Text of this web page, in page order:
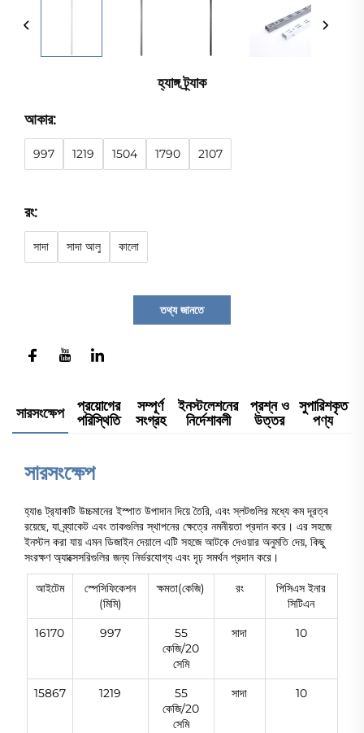
হ্যাঙ্গ ট্র্যাক
আকার:
997 1219 1504 1790 2107
রং:
সাদা সাদা আলু কালো
তথ্য জানতে
সারসংক্ষেপ
প্রয়োগের
পরিস্থিতি
সম্পূর্ণ
সংগ্রহ
ইনস্টলেশনের
নির্দেশাবলী
প্রশ্ন ও
উত্তর
সুপারিশকৃত
পণ্য
সারসংক্ষেপ
হ্যাঙ ট্র‍্যাকটি উচ্চমানের ইস্পাত উপাদান দিয়ে তৈরি, এবং স্লটগুলির মধ্যে কম দূরত্ব
রয়েছে, যা ব্র্যাকেট এবং তাকগুলির স্থাপনের ক্ষেত্রে নমনীয়তা প্রদান করে। এর সহজে
ইনস্টল করা যায় এমন ডিজাইন দেয়ালে এটি সহজে আটকে দেওয়ার অনুমতি দেয়, কিছু
সংরক্ষণ অ্যাক্সেসরিগুলির জন্য নির্ভরযোগ্য এবং দৃঢ় সমর্থন প্রদান করে।
আইটেম
স্পেসিফিকেশন
(মিমি)
ক্ষমতা(কেজি) রং
পিসিএস ইনার
সিটিএন
16170
997
55
কেজি/20
সেমি
সাদা 10
15867 1219
55
কেজি/20
সেমি
সাদা 10